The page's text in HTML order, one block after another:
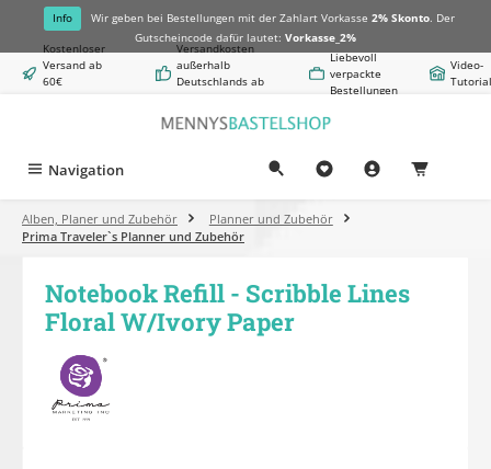
springen
Info Wir geben bei Bestellungen mit der Zahlart Vorkasse 2% Skonto. Der
Gutscheincode dafür lautet: Vorkasse_2%
Kostenloser
Versand ab
60€
Versandkosten
außerhalb
Deutschlands ab
Liebevoll
verpackte
Bestellungen
Video-
Navigation
Alben, Planer und Zubehör
Planner und Zubehör
Prima Traveler`s Planner und Zubehör
Notebook Refill - Scribble Lines
Floral W/Ivory Paper